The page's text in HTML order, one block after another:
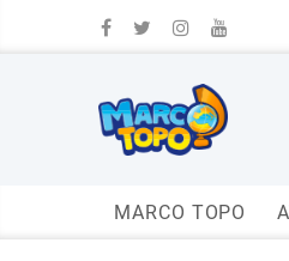
MARCO TOPO